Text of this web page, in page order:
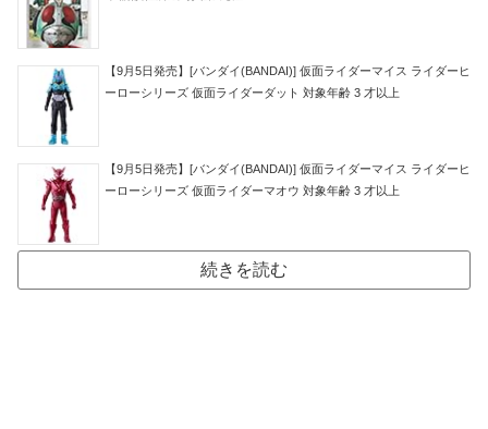
【9月5日発売】[バンダイ(BANDAI)] 仮面ライダーマイス ライダーヒ
ーローシリーズ 仮面ライダーダット 対象年齢 3 才以上
【9月5日発売】[バンダイ(BANDAI)] 仮面ライダーマイス ライダーヒ
ーローシリーズ 仮面ライダーマオウ 対象年齢 3 才以上
続きを読む